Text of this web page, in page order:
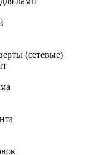
(сетевые)